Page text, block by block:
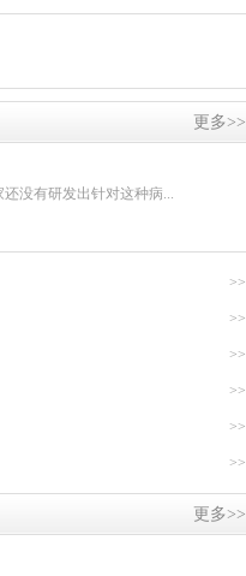
更多>>
没有研发出针对这种病...
>>
>>
>>
>>
>>
>>
更多>>